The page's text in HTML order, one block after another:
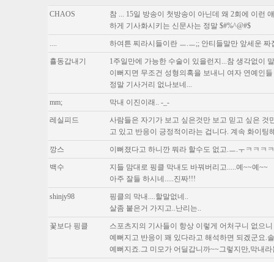
CHAOS
참 ... 15일 방송이 첫방송이 아닌데 왜 2회에 이런
하게 기사화시키는 신문사는 정말 $#%^@#$
.... 하여튼 찌라시들이란 ㅡ.ㅡ;; 안티들말만 앞세운
횰동갑내기
1주일만에 가능한 수술이 있을런지...참 생각없이
이뻐지면 무조건 성형의혹을 보내니 여자 연예인
정말 기사거리 없나보네...
mm; 막내 이진이래.. -_-
레실피드
사람들은 자기가 보고 싶은것만 보고 믿고 싶은
고 있고 반응이 긍정적이라는 겁니다. 계속 화이팅
깡스 이뻐졌다고 하니깐 뭐라 할수도 없고.ㅡ.ㅜㅋㅋㅋ
백수
지들 맘대로 핑클 막내도 바꿔버리고.....예~~예~~
아주 잘들 하시네.....진짜!!!
shinjy98
핑클의 막내....할말없네..
살좀 붙은거 가지고..난리는..
꽃보다 핑클
스포츠지의 기사들이 항상 이렇게 어처구니 없으
예뻐지고 반응이 꽤 있다라고 해석하면 되겠군요.
예뻐지죠.그 미모가 어딜갑니까~~그렇지만,막내